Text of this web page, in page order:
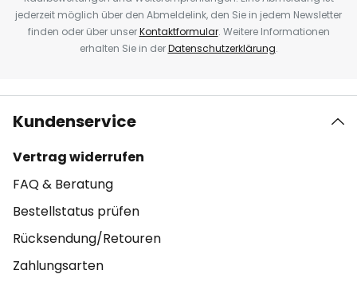
jederzeit möglich über den Abmeldelink, den Sie in jedem Newsletter
finden oder über unserKontaktformular. Weitere Informationen
erhalten Sie in derDatenschutzerklärung.
Kundenservice
Vertrag widerrufen
FAQ & Beratung
Bestellstatus prüfen
Rücksendung/Retouren
Zahlungsarten